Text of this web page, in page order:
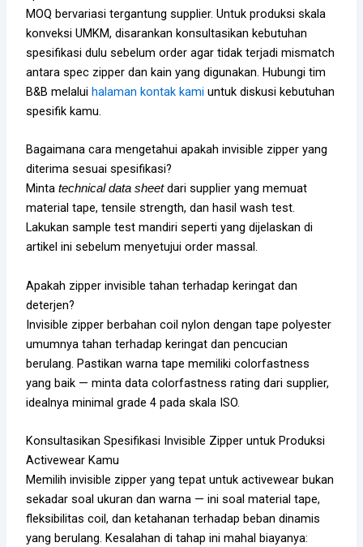
MOQ bervariasi tergantung supplier. Untuk produksi skala
konveksi UMKM, disarankan konsultasikan kebutuhan
spesifikasi dulu sebelum order agar tidak terjadi mismatch
antara spec zipper dan kain yang digunakan. Hubungi tim
B&B melaluihalaman kontak kami untuk diskusi kebutuhan
spesifik kamu.
Bagaimana cara mengetahui apakah invisible zipper yang
diterima sesuai spesifikasi?
Mintatechnical data sheetdari supplier yang memuat
material tape, tensile strength, dan hasil wash test.
Lakukan sample test mandiri seperti yang dijelaskan di
artikel ini sebelum menyetujui order massal.
Apakah zipper invisible tahan terhadap keringat dan
deterjen?
Invisible zipper berbahan coil nylon dengan tape polyester
umumnya tahan terhadap keringat dan pencucian
berulang. Pastikan warna tape memiliki colorfastness
yang baik — minta data colorfastness rating dari supplier,
idealnya minimal grade 4 pada skala ISO.
Konsultasikan Spesifikasi Invisible Zipper untuk Produksi
Activewear Kamu
Memilih invisible zipper yang tepat untuk activewear bukan
sekadar soal ukuran dan warna — ini soal material tape,
fleksibilitas coil, dan ketahanan terhadap beban dinamis
yang berulang. Kesalahan di tahap ini mahal biayanya: